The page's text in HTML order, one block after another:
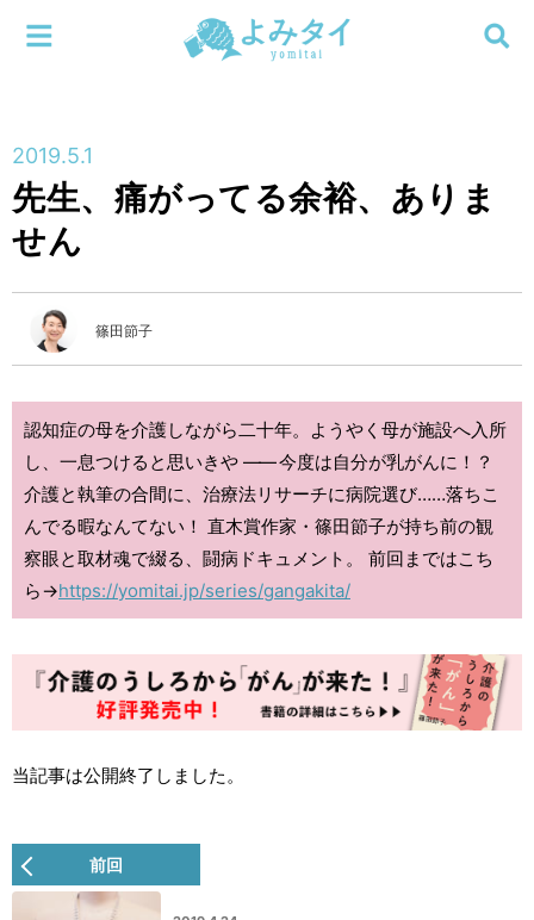
特集
編集部
検索する
メニューを閉じる
2019.5.1
先生、痛がってる余裕、ありま
せん
篠田節子
認知症の母を介護しながら二十年。ようやく母が施設へ入所
し、一息つけると思いきや ―― 今度は自分が乳がんに！？
介護と執筆の合間に、治療法リサーチに病院選び……落ちこ
んでる暇なんてない！ 直木賞作家・篠田節子が持ち前の観
察眼と取材魂で綴る、闘病ドキュメント。 前回まではこち
ら→https://yomitai.jp/series/gangakita/
当記事は公開終了しました。
前回